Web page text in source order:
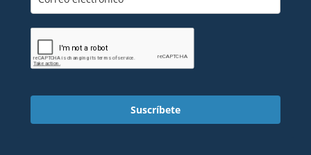
Suscríbete